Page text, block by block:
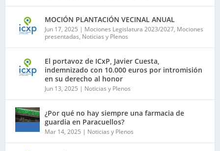
MOCIÓN PLANTACIÓN VECINAL ANUAL
Jun 17, 2025 | Mociones Legislatura 2023/2027, Mociones
presentadas, Noticias y Plenos
El portavoz de ICxP, Javier Cuesta,
indemnizado con 10.000 euros por intromisión
en su derecho al honor
Jun 13, 2025 | Noticias y Plenos
¿Por qué no hay siempre una farmacia de
guardia en Paracuellos?
Mar 14, 2025 | Noticias y Plenos